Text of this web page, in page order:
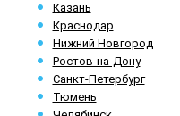
Казань
Краснодар
Нижний Новгород
Ростов-на-Дону
Санкт-Петербург
Тюмень